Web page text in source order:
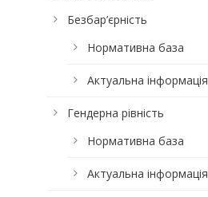
Безбар’єрність
Нормативна база
Актуальна інформація
Гендерна рівність
Нормативна база
Актуальна інформація